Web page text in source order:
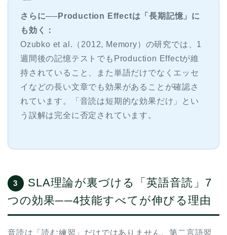
さらに──Production Effectは「長期記憶」に
も効く：
Ozubko et al.（2012, Memory）の研究では、1
週間後の記憶テストでもProduction Effectが維
持されていること、また単語だけでなくエッセ
イなどの長い文章でも効果があることが確認さ
れています。「音読は短期的な効果だけ」とい
う誤解は完全に否定されています。
3
SLA理論が裏づける「英語音読」7
つの効果──4技能すべてが伸びる理由
音読は「読む練習」だけではありません。第二言語習